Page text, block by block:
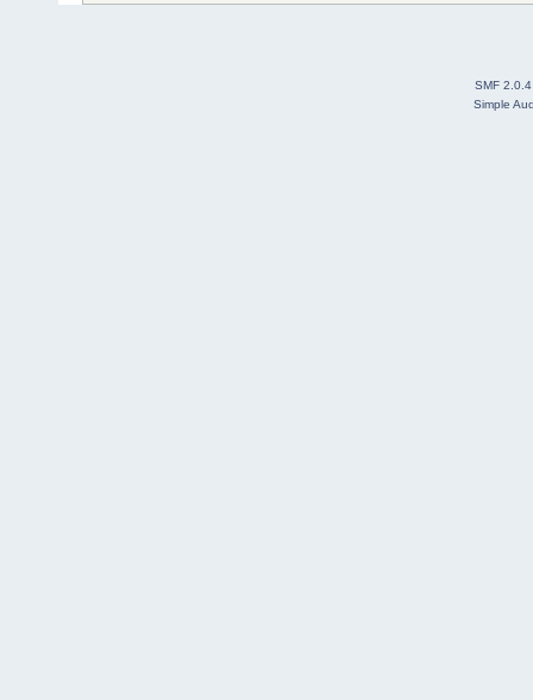
SMF 2.0.4
Simple